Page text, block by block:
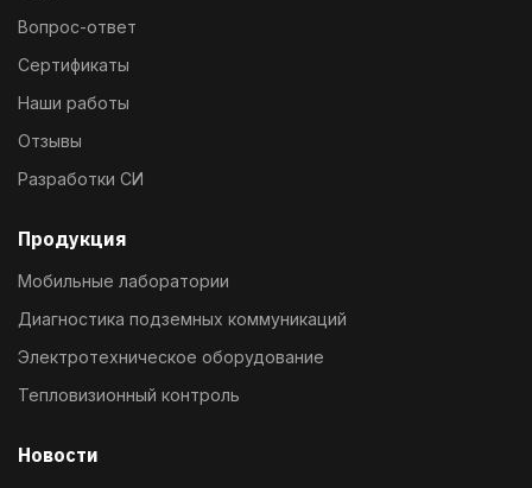
Вопрос-ответ
Сертификаты
Наши работы
Отзывы
Разработки СИ
Продукция
Мобильные лаборатории
Диагностика подземных коммуникаций
Электротехническое оборудование
Тепловизионный контроль
Новости